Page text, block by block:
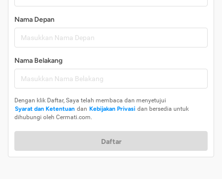
Nama Depan
Nama Belakang
Dengan klik Daftar, Saya telah membaca dan menyetujui
Syarat dan Ketentuan dan Kebijakan Privasi dan bersedia untuk
dihubungi oleh Cermati.com.
Daftar